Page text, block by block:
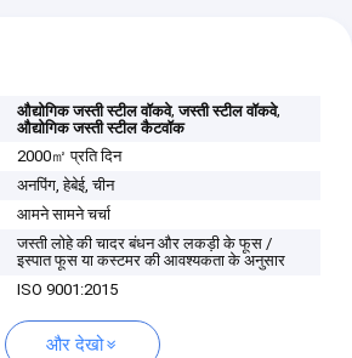
औद्योगिक जस्ती स्टील वॉकवे,जस्ती स्टील वॉकवे,
औद्योगिक जस्ती स्टील कैटवॉक
2000㎡ प्रति दिन
अनपिंग, हेबेई, चीन
आमने सामने चर्चा
जस्ती लोहे की चादर बंधन और लकड़ी के फूस /
इस्पात फूस या कस्टमर की आवश्यकता के अनुसार
ISO 9001:2015
और देखो